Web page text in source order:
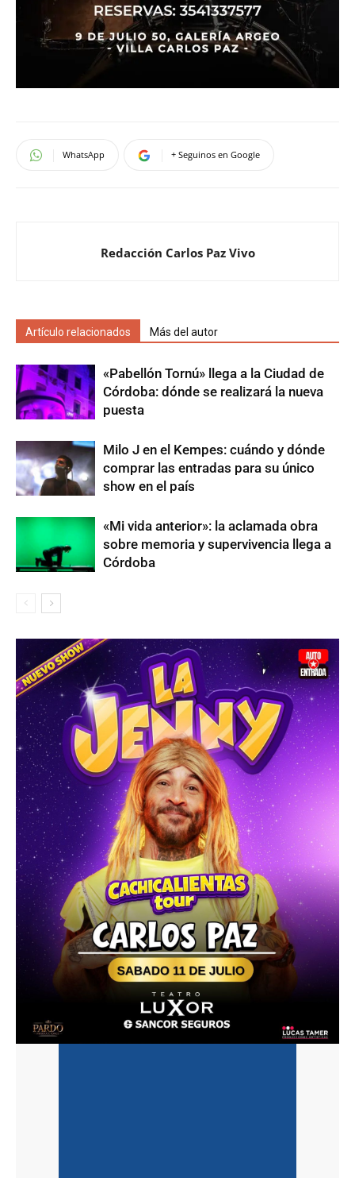
WhatsApp + Seguinos en Google
Redacción Carlos Paz Vivo
Artículo relacionados Más del autor
«Pabellón Tornú» llega a la Ciudad de
Córdoba: dónde se realizará la nueva
puesta
Milo J en el Kempes: cuándo y dónde
comprar las entradas para su único
show en el país
«Mi vida anterior»: la aclamada obra
sobre memoria y supervivencia llega a
Córdoba